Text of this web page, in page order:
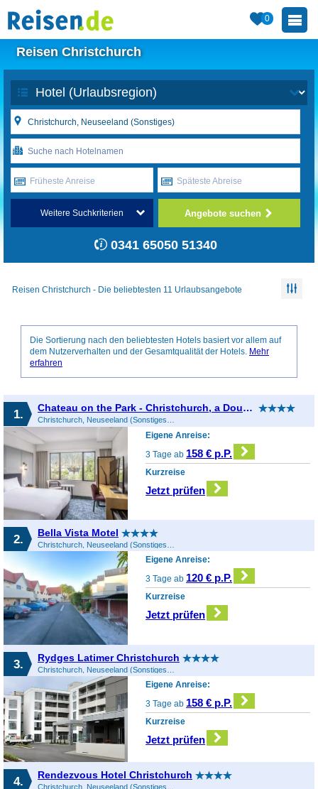
0
Reisen Christchurch
Früheste Anreise Späteste Abreise
Weitere Suchkriterien Angebote suchen
0341 65050 51340
Reisen Christchurch - Die beliebtesten 11 Urlaubsangebote
Die Sortierung nach den beliebtesten Hotels basiert vor allem auf
dem Nutzerverhalten und der Gesamtqualität der Hotels. Mehr
erfahren
1. Chateau on the Park - Christchurch, a Doubletree by Hilton
Eigene Anreise:
3 Tage ab 158 € p.P.
Kurzreise
Jetzt prüfen
2. Bella Vista Motel
Eigene Anreise:
3 Tage ab 120 € p.P.
Kurzreise
Jetzt prüfen
3. Rydges Latimer Christchurch
Eigene Anreise:
3 Tage ab 158 € p.P.
Kurzreise
Jetzt prüfen
4. Rendezvous Hotel Christchurch